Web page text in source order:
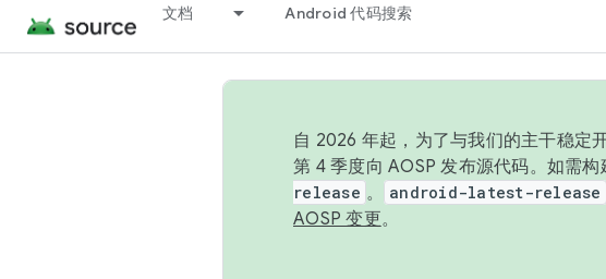
文档 Android 代码搜索
自 2026 年起，为了与我们的主干稳定
第 4 季度向 AOSP 发布源代码。如需
release 。 android-latest-release
AOSP 变更。